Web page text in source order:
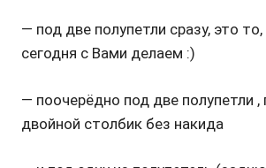
— под две полупетли сразу, это
сегодня с Вами делаем :)
— поочерёдно под две полупетли ,
двойной столбик без накида